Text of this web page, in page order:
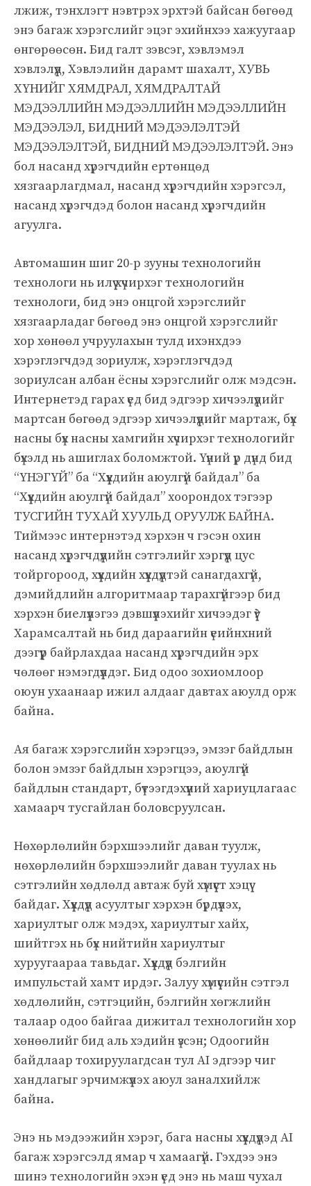
лжиж, тэнхлэгт нэвтрэх эрхтэй байсан бөгөөд
энэ багаж хэрэгслийг эцэг эхийнхээ хажуугаар
өнгөрөөсөн. Бид галт зэвсэг, хэвлэмэл
хэвлэлүүд, Хэвлэлийн дарамт шахалт, ХУВЬ
ХҮНИЙГ ХЯМДРАЛ, ХЯМДРАЛТАЙ
МЭДЭЭЛЛИЙН МЭДЭЭЛЛИЙН МЭДЭЭЛЛИЙН
МЭДЭЭЛЭЛ, БИДНИЙ МЭДЭЭЛЭЛТЭЙ
МЭДЭЭЛЭЛТЭЙ, БИДНИЙ МЭДЭЭЛЭЛТЭЙ. Энэ
бол насанд хүрэгчдийн ертөнцөд
хязгаарлагдмал, насанд хүрэгчдийн хэрэгсэл,
насанд хүрэгчдэд болон насанд хүрэгчдийн
агуулга.
Автомашин шиг 20-р зууны технологийн
технологи нь илүү хүчирхэг технологийн
технологи, бид энэ онцгой хэрэгслийг
хязгаарладаг бөгөөд энэ онцгой хэрэгслийг
хор хөнөөл учруулахын тулд ихэнхдээ
хэрэглэгчдэд зориулж, хэрэглэгчдэд
зориулсан албан ёсны хэрэгслийг олж мэдсэн.
Интернетэд гарах үед бид эдгээр хичээлүүдийг
мартсан бөгөөд эдгээр хичээлүүдийг мартаж, бүх
насны бүх насны хамгийн хүчирхэг технологийг
бүхэлд нь ашиглах боломжтой. Үүний үр дүнд бид
“ҮНЭГҮЙ” ба “Хүүхдийн аюулгүй байдал” ба
“Хүүхдийн аюулгүй байдал” хоорондох тэгээр
ТУСГИЙН ТУХАЙ ХУУЛЬД ОРУУЛЖ БАЙНА.
Тиймээс интернэтэд хэрхэн ч гэсэн охин
насанд хүрэгчдүүдийн сэтгэлийг хэргүүд цус
тойргороод, хүүхдийн хүүхдүүдтэй санагдахгүй,
дэмийдлийн алгоритмаар тарахгүйгээр бид
хэрхэн биелүүлэгээ дэвшүүлэхийг хичээдэг үү?
Харамсалтай нь бид дараагийн үеийнхний
дээгүүр байрлахдаа насанд хүрэгчдийн эрх
чөлөөг нэмэгдүүлдэг. Бид одоо зохиомлоор
оюун ухаанаар ижил алдааг давтах аюулд орж
байна.
Ая багаж хэрэгслийн хэрэгцээ, эмзэг байдлын
болон эмзэг байдлын хэрэгцээ, аюулгүй
байдлын стандарт, бүтээгдэхүүний хариуцлагаас
хамаарч тусгайлан боловсруулсан.
Нөхөрлөлийн бэрхшээлийг даван туулж,
нөхөрлөлийн бэрхшээлийг даван туулах нь
сэтгэлийн хөдлөлд автаж буй хүмүүст хэцүү
байдаг. Хүүхдүүд асуултыг хэрхэн бүрдүүлэх,
хариултыг олж мэдэх, хариултыг хайх,
шийтгэх нь бүх нийтийн хариултыг
хуруугаараа тавьдаг. Хүүхдүүд бэлгийн
импульстай хамт ирдэг. Залуу хүмүүсийн сэтгэл
хөдлөлийн, сэтгэцийн, бэлгийн хөгжлийн
талаар одоо байгаа дижитал технологийн хор
хөнөөлийг бид аль хэдийн үзсэн; Одоогийн
байдлаар тохируулагдсан тул AI эдгээр чиг
хандлагыг эрчимжүүлэх аюул заналхийлж
байна.
Энэ нь мэдээжийн хэрэг, бага насны хүүхдүүдэд AI
багаж хэрэгсэлд ямар ч хамаагүй. Гэхдээ энэ
шинэ технологийн эхэн үед энэ нь маш чухал